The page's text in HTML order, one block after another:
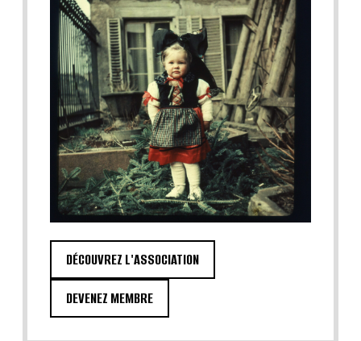
DÉCOUVREZ L'ASSOCIATION
DEVENEZ MEMBRE